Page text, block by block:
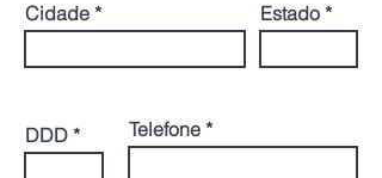
Cidade Estado
DDD Telefone